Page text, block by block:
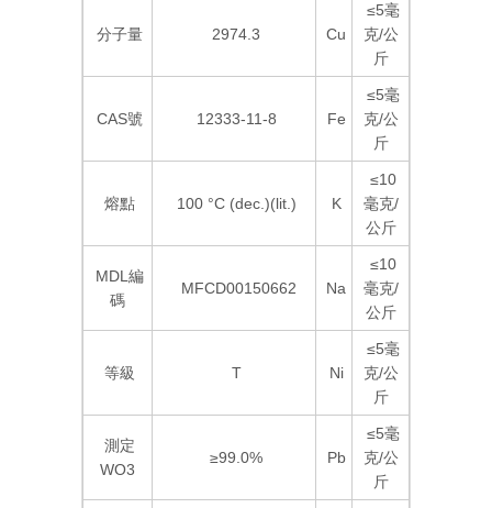
分子量 2974.3 Cu
≤5毫
克/公
斤
CAS號 12333-11-8 Fe
≤5毫
克/公
斤
熔點 100 °C (dec.)(lit.) K
≤10
毫克/
公斤
MDL編
碼
MFCD00150662 Na
≤10
毫克/
公斤
等級 T Ni
≤5毫
克/公
斤
測定
WO3
≥99.0% Pb
≤5毫
克/公
斤